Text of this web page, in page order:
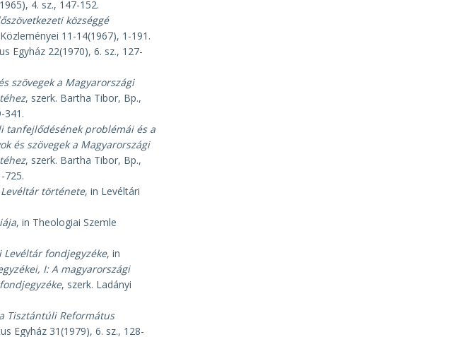
4. sz., 147-152.
községgé
11-14(1967), 1-191.
Egyház 22(1970), 6. sz., 127-
szövegek a Magyarországi
, szerk. Bartha Tibor, Bp.,
341.
tanfejlődésének problémái és a
és szövegek a Magyarországi
, szerk. Bartha Tibor, Bp.,
725.
története, in Levéltári
, in Theologiai Szemle
fondjegyzéke, in
I: A magyarországi
, szerk. Ladányi
Tisztántúli Református
Egyház 31(1979), 6. sz., 128-